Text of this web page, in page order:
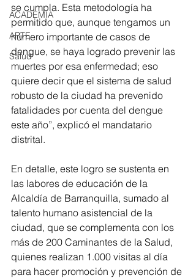
ACADEMIA
ARTE
Salud
se cumpla. Esta metodología ha
permitido que, aunque tengamos un
número importante de casos de
dengue, se haya logrado prevenir las
muertes por esa enfermedad; eso
quiere decir que el sistema de salud
robusto de la ciudad ha prevenido
fatalidades por cuenta del dengue
este año”, explicó el mandatario
distrital.
En detalle, este logro se sustenta en
las labores de educación de la
Alcaldía de Barranquilla, sumado al
talento humano asistencial de la
ciudad, que se complementa con los
más de 200 Caminantes de la Salud,
quienes realizan 1.000 visitas al día
para hacer promoción y prevención de